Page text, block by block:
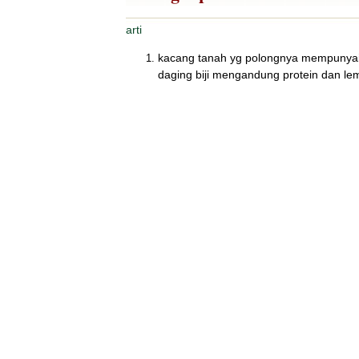
arti
kacang tanah yg polongnya
daging biji mengandung protein dan